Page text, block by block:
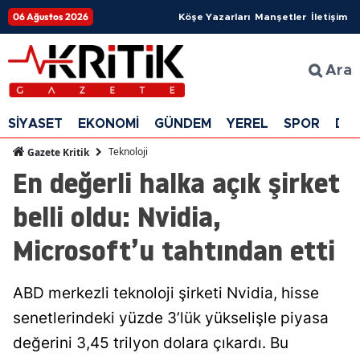
06 Ağustos 2026 Köşe Yazarları Manşetler İletişim
Ara
SİYASET EKONOMİ GÜNDEM YEREL SPOR
Gazete Kritik Teknoloji
En değerli halka açık şirket
belli oldu: Nvidia,
Microsoft’u tahtından etti
ABD merkezli teknoloji şirketi Nvidia, hisse
senetlerindeki yüzde 3’lük yükselişle piyasa
değerini 3,45 trilyon dolara çıkardı. Bu